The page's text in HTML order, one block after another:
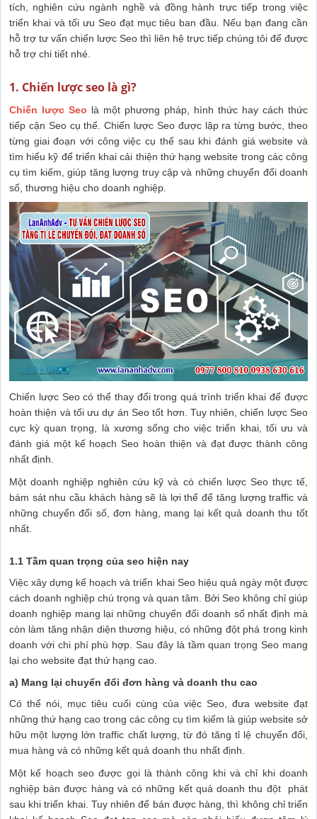
tích, nghiên cứu ngành nghề và đồng hành trực tiếp trong việc
triển khai và tối ưu Seo đạt mục tiêu ban đầu. Nếu bạn đang cần
hỗ trợ tư vấn chiến lược Seo thì liên hệ trực tiếp chúng tôi để được
hỗ trợ chi tiết nhé.
1. Chiến lược seo là gì?
Chiến lược Seo là một phương pháp, hình thức hay cách thức
tiếp cận Seo cụ thể. Chiến lược Seo được lập ra từng bước, theo
từng giai đoạn với công việc cụ thể sau khi đánh giá website và
tìm hiểu kỹ để triển khai cải thiện thứ hạng website trong các công
cụ tìm kiếm, giúp tăng lượng truy cập và những chuyển đổi doanh
số, thương hiệu cho doanh nghiệp.
Chiến lược Seo có thể thay đổi trong quá trình triển khai để được
hoàn thiện và tối ưu dự án Seo tốt hơn. Tuy nhiên, chiến lược Seo
cực kỳ quan trọng, là xương sống cho việc triển khai, tối ưu và
đánh giá một kế hoạch Seo hoàn thiện và đạt được thành công
nhất định.
Một doanh nghiệp nghiên cứu kỹ và có chiến lược Seo thực tế,
bám sát nhu cầu khách hàng sẽ là lợi thế để tăng lượng traffic và
những chuyển đổi số, đơn hàng, mang lại kết quả doanh thu tốt
nhất.
1.1 Tầm quan trọng của seo hiện nay
Việc xây dựng kế hoạch và triển khai Seo hiệu quả ngày một được
cách doanh nghiệp chú trọng và quan tâm. Bởi Seo không chỉ giúp
doanh nghiệp mang lại những chuyển đổi doanh số nhất định mà
còn làm tăng nhận diện thương hiệu, có những đột phá trong kinh
doanh với chi phí phù hợp. Sau đây là tầm quan trọng Seo mang
lại cho website đạt thứ hạng cao.
a) Mang lại chuyển đổi đơn hàng và doanh thu cao
Có thể nói, mục tiêu cuối cùng của việc Seo, đưa website đạt
những thứ hạng cao trong các công cụ tìm kiếm là giúp website sở
hữu một lượng lớn traffic chất lượng, từ đó tăng tỉ lệ chuyển đổi,
mua hàng và có những kết quả doanh thu nhất định.
Một kế hoạch seo được gọi là thành công khi và chỉ khi doanh
nghiệp bán được hàng và có những kết quả doanh thu đột phát
sau khi triển khai. Tuy nhiên để bán được hàng, thì không chỉ triển